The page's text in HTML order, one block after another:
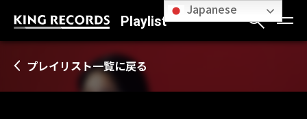
Playlist
プレイリスト一覧に戻る
Japanese